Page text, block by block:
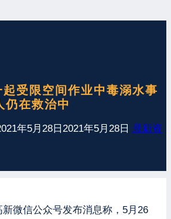
受限空间作业中毒溺水事
仍在救治中
年5月28日 2021年5月28日 最新资
新微信公众号发布消息称，5月26